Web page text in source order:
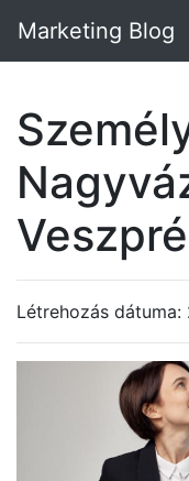
Marketing Blog
Létrehozás dátuma: